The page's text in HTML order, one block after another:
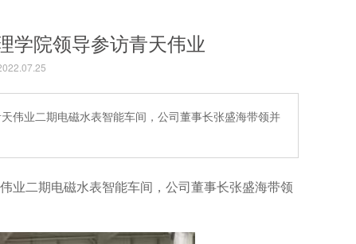
学院领导参访青天伟业
伟业二期电磁水表智能车间，公司董事长张盛海带领并
业二期电磁水表智能车间，公司董事长张盛海带领